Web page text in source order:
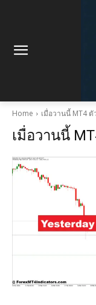
Home เมื่อวานนี้ MT4
เมื่อวานนี้